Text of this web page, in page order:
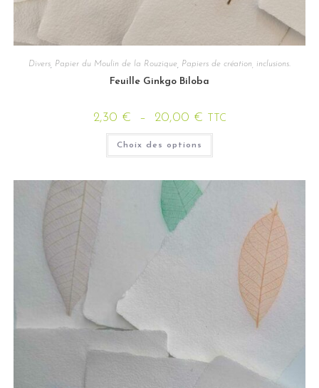
Divers Papier du Moulin de la Rouzique Papiers de création, inclusions.
Feuille Ginkgo Biloba
2,30 € – 20,00 € TTC
Choix des options